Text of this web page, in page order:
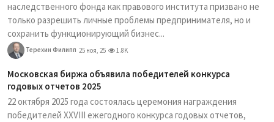
наследственного фонда как правового института призвано не
только разрешить личные проблемы предпринимателя, но и
сохранить функционирующий бизнес...
Терехин Филипп 25 ноя, 25 1.8K
Московская биржа объявила победителей конкурса
годовых отчетов 2025
22 октября 2025 года состоялась церемония награждения
победителей XXVIII ежегодного конкурса годовых отчетов,